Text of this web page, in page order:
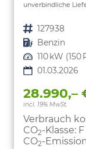
unverbindliche
Fahrzeugnr. 127938
Kraftstoff Benzin
Leistung 110 kW (150
01.03.2026
28.990,–
incl. 19% MwSt.
Verbrauch
CO2-Klasse: F
CO2-